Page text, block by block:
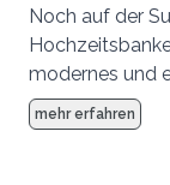
Noch auf der
modernes und
Witterung
einladenden
mehr erfahren